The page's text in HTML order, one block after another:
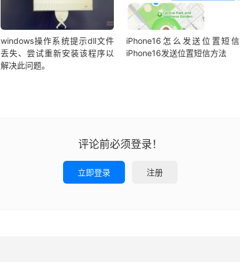
windows操作系统提示dll文件
丢失、尝试重新安装该程序以
解决此问题。
iPhone16怎么发送位置短信
iPhone16发送位置短信方法
评论前必须登录！
立即登录 注册